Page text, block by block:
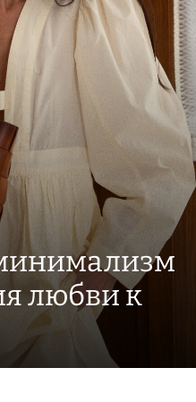
любви к